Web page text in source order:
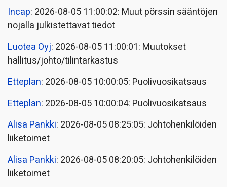
Incap: 2026-08-05 11:00:02: Muut pörssin sääntöjen
nojalla julkistettavat tiedot
Luotea Oyj: 2026-08-05 11:00:01: Muutokset
hallitus/johto/tilintarkastus
Etteplan: 2026-08-05 10:00:05: Puolivuosikatsaus
Etteplan: 2026-08-05 10:00:04: Puolivuosikatsaus
Alisa Pankki: 2026-08-05 08:25:05: Johtohenkilöiden
liiketoimet
Alisa Pankki: 2026-08-05 08:20:05: Johtohenkilöiden
liiketoimet